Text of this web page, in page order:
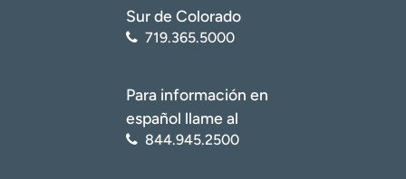
Sur de Colorado
719.365.5000
Para información en
español llame al
844.945.2500